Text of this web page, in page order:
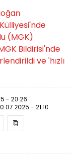
(MGK)
Bildirisi'nde
ve 'hızlı
- 20:26
- 21:10